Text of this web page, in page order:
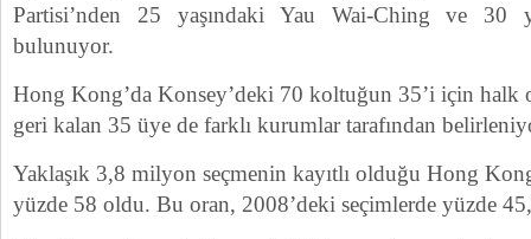
Partisi’nden 25 yaşındaki Yau Wai-Ching ve 30
bulunuyor.
Hong Kong’da Konsey’deki 70 koltuğun 35’i için halk
geri kalan 35 üye de farklı kurumlar tarafından
Yaklaşık 3,8 milyon seçmenin kayıtlı olduğu Hong
yüzde 58 oldu. Bu oran, 2008’deki seçimlerde yüzde